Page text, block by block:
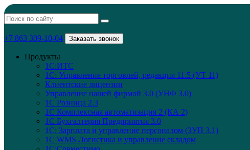
+7 863 309-10-04 Заказать звонок
Продукты
1С:ИТС
1С: Управление торговлей, редакция 11.5 (УТ 11)
Клиентские лицензии
Управление нашей фирмой 3.0 (УНФ 3.0)
1С Розница 2.3
1С Комплексная автоматизация 2 (КА 2)
1С Бухгалтерия Предприятия 3.0
1С: Зарплата и управление персоналом (ЗУП 3.1)
1С WMS Логистика и управление складом